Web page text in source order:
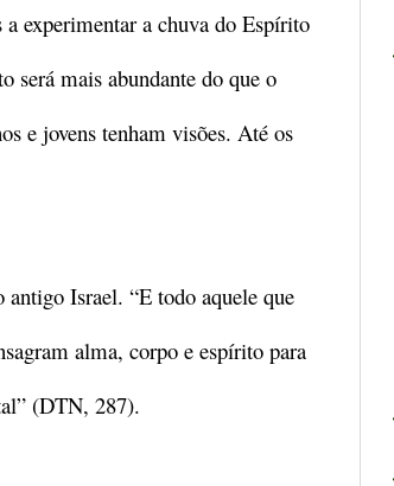
a experimentar a chuva do Espírito
será mais abundante do que o
e jovens tenham visões. Até os
Israel. “E todo aquele que
alma, corpo e espírito para
(DTN, 287).